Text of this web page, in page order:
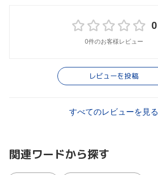
0
0件のお客様レビュー
レビューを投稿
すべてのレビューを見る
関連ワードから探す